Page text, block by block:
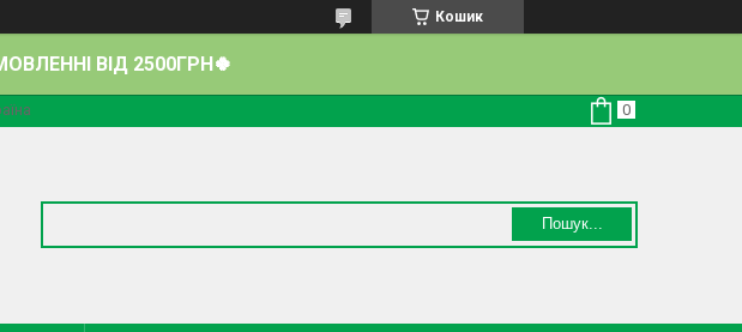
Кошик
ВІД 2500ГРН🍀
Пошук...